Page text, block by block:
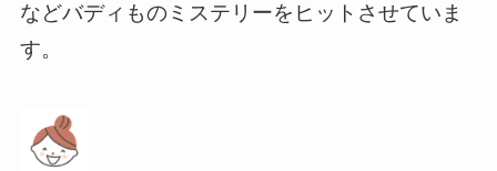
などバディものミステリーをヒットさせていま
す。